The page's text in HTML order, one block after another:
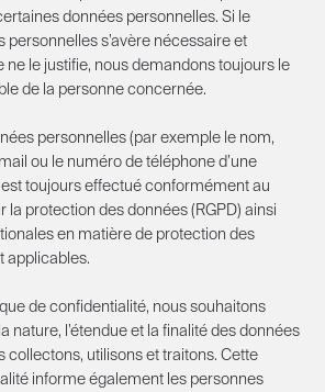
données personnelles. Si le
s’avère nécessaire et
ne le justifie, nous demandons toujours le
de la personne concernée.
personnelles (par exemple le nom,
ou le numéro de téléphone d’une
toujours effectué conformément au
la protection des données (RGPD) ainsi
en matière de protection des
applicables.
de confidentialité, nous souhaitons
nature, l’étendue et la finalité des données
collectons, utilisons et traitons. Cette
informe également les personnes